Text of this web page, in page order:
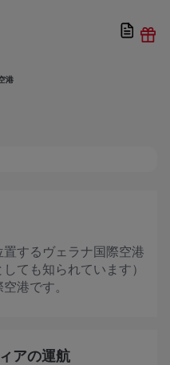
港
するヴェラナ国際空港
ても知られています）
港です。
アの運航